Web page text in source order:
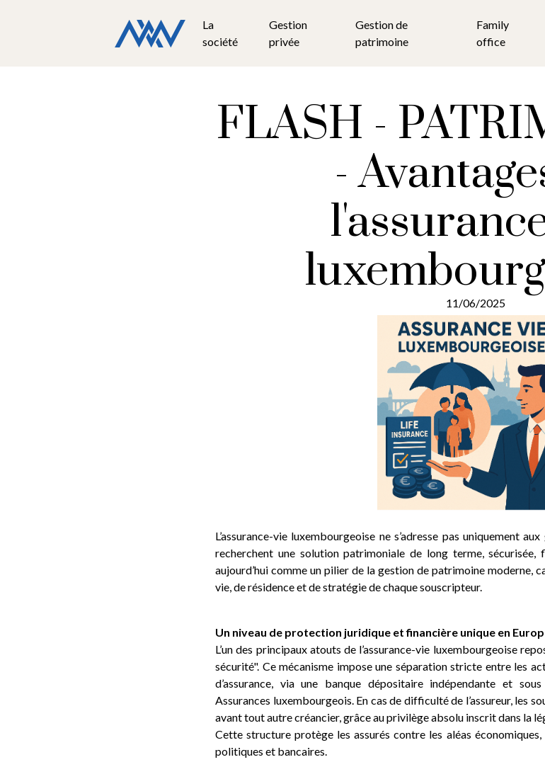
La
société
Gestion
privée
Gestion de
patrimoine
Family
office
FLASH -
-
11/06/2025
L’assurance-vie luxembourgeoise ne s’adresse pas uniquement
recherchent une solution patrimoniale de long terme, sécurisée,
aujourd’hui comme un pilier de la gestion de patrimoine moderne,
vie, de résidence et de stratégie de chaque souscripteur.
Un niveau de protection juridique et financière unique en
L’un des principaux atouts de l’assurance-vie luxembourgeoise
sécurité". Ce mécanisme impose une séparation stricte entre les
d’assurance, via une banque dépositaire indépendante et
Assurances luxembourgeois. En cas de difficulté de l’assureur, les
avant tout autre créancier, grâce au privilège absolu inscrit dans la
Cette structure protège les assurés contre les aléas
politiques et bancaires.